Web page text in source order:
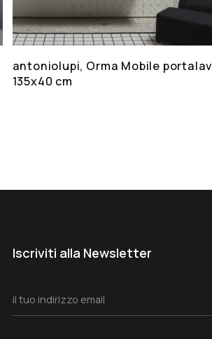
antoniolupi, Orma Mobile
135x40 cm
Iscriviti alla Newsletter